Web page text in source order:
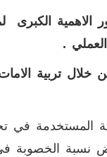
الاهمية
.
من خلال تربية
المستخدمة
نسبة الخصوبة